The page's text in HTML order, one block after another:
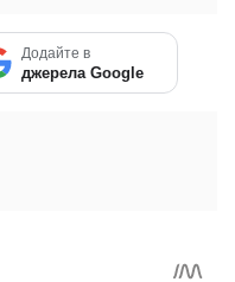
Додайте в
джерела Google